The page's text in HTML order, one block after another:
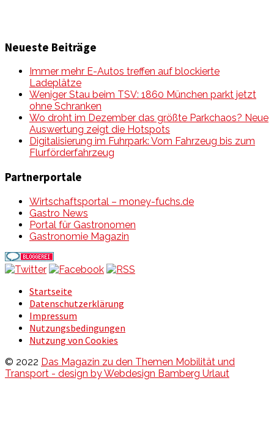
Neueste Beiträge
Immer mehr E-Autos treffen auf blockierte
Ladeplätze
Weniger Stau beim TSV: 1860 München parkt jetzt
ohne Schranken
Wo droht im Dezember das größte Parkchaos? Neue
Auswertung zeigt die Hotspots
Digitalisierung im Fuhrpark: Vom Fahrzeug bis zum
Flurförderfahrzeug
Partnerportale
Wirtschaftsportal – money-fuchs.de
Gastro News
Portal für Gastronomen
Gastronomie Magazin
Startseite
Datenschutzerklärung
Impressum
Nutzungsbedingungen
Nutzung von Cookies
© 2022 Das Magazin zu den Themen Mobilität und
Transport - design by Webdesign Bamberg Urlaut